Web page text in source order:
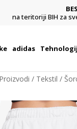
na teritoriji BIH za
adidas
Proizvodi Tekstil